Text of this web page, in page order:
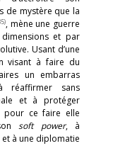
de mystère que la
, mène une guerre
et par
Usant d’une
visant à faire du
un embarras
réaffirmer sans
et à protéger
pour ce faire elle
soft power, à
à une diplomatie